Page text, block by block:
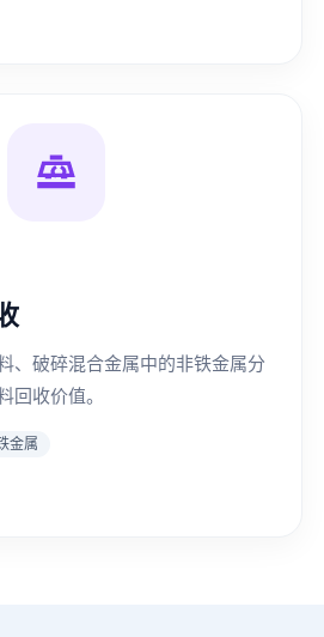
、破碎混合金属中的非铁金属分
回收价值。
金属